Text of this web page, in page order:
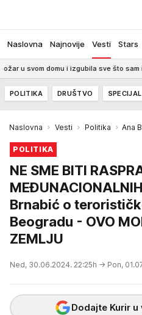
Naslovna Najnovije Vesti Stars
svom domu i izgubila sve što sam
POLITIKA DRUŠTVO SPECIJAL
Naslovna Vesti Politika Ana
POLITIKA
NE SME BITI
Brnabić o
Beogradu - OVO
ZEMLJU
Ned, 30.06.2024. 22:25h → Pon,
Dodajte Kurir